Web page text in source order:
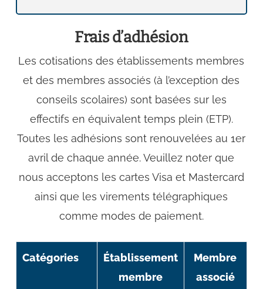
Frais d’adhésion
Les cotisations des établissements membres
et des membres associés (à l’exception des
conseils scolaires) sont basées sur les
effectifs en équivalent temps plein (ETP).
Toutes les adhésions sont renouvelées au 1er
avril de chaque année. Veuillez noter que
nous acceptons les cartes Visa et Mastercard
ainsi que les virements télégraphiques
comme modes de paiement.
Catégories
Établissement
membre
Membre
associé